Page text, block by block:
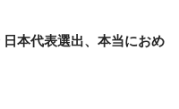
本代表選出、本当におめ